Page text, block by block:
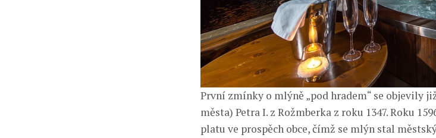
První zmínky o mlýně „pod hradem“ se objevily
města) Petra I. z Rožmberka z roku 1347. Roku
platu ve prospěch obce, čímž se mlýn stal